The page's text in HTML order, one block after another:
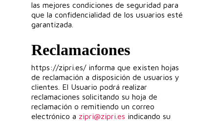
las mejores condiciones de seguridad para
que la confidencialidad de los usuarios esté
garantizada.
Reclamaciones
https://zipri.es/ informa que existen hojas
de reclamación a disposición de usuarios y
clientes. El Usuario podrá realizar
reclamaciones solicitando su hoja de
reclamación o remitiendo un correo
electrónico a zipri@zipri.es indicando su